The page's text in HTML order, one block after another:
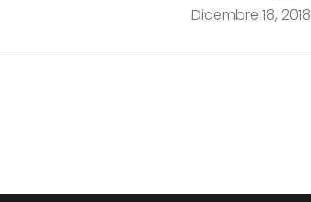
Dicembre 18, 2018